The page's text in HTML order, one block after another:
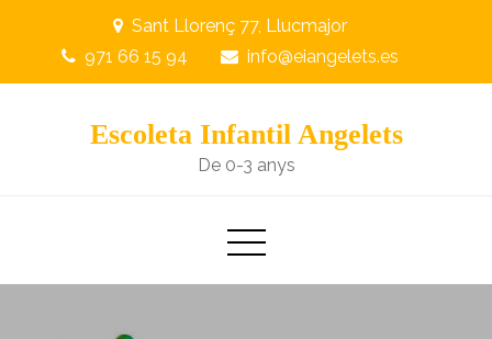
Sant Llorenç 77, Llucmajor
971 66 15 94
info@eiangelets.es
Escoleta Infantil Angelets
De 0-3 anys